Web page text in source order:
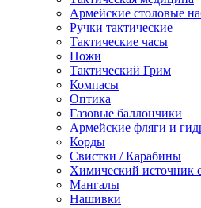
Армейские столовые
Ручки тактические
Тактические часы
Ножи
Тактический Грим
Компасы
Оптика
Газовые баллончики
Армейские фляги и
Корды
Свистки / Карабины
Химический источник
Мангалы
Нашивки